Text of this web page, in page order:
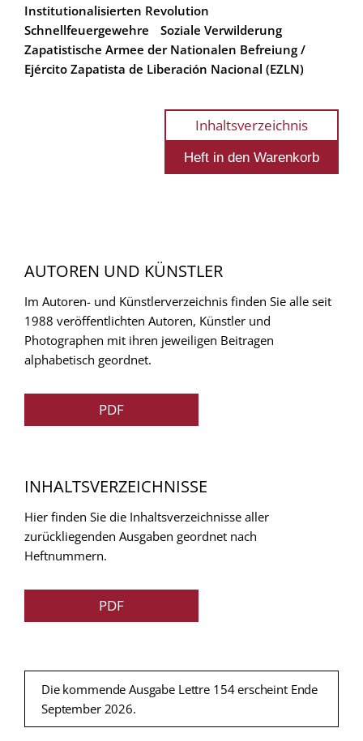
Institutionalisierten Revolution
Schnellfeuergewehre
Soziale Verwilderung
Zapatistische Armee der Nationalen Befreiung /
Ejército Zapatista de Liberación Nacional (EZLN)
Inhaltsverzeichnis
AUTOREN UND KÜNSTLER
Im Autoren- und Künstlerverzeichnis finden Sie alle seit
1988 veröffentlichten Autoren, Künstler und
Photographen mit ihren jeweiligen Beitragen
alphabetisch geordnet.
PDF
INHALTSVERZEICHNISSE
Hier finden Sie die Inhaltsverzeichnisse aller
zurückliegenden Ausgaben geordnet nach
Heftnummern.
PDF
Die kommende Ausgabe Lettre 154 erscheint Ende
September 2026.